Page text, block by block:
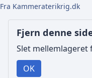
Fra Kammeraterikrig.dk
Fjern denne
Slet mellemlageret
OK